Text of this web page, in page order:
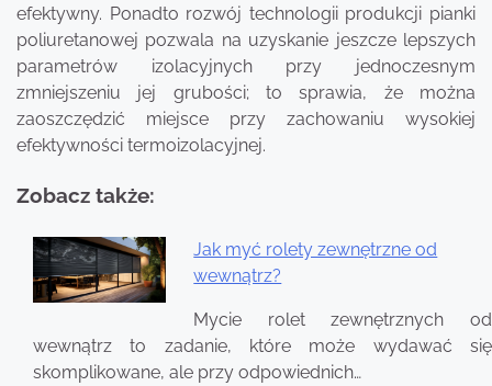
efektywny. Ponadto rozwój technologii produkcji pianki
poliuretanowej pozwala na uzyskanie jeszcze lepszych
parametrów izolacyjnych przy jednoczesnym
zmniejszeniu jej grubości; to sprawia, że można
zaoszczędzić miejsce przy zachowaniu wysokiej
efektywności termoizolacyjnej.
Zobacz także:
Jak myć rolety zewnętrzne od
wewnątrz?
Mycie rolet zewnętrznych od
wewnątrz to zadanie, które może wydawać się
skomplikowane, ale przy odpowiednich…
Nawigacja